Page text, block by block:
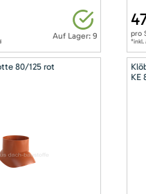
Auf Lager: 9 pro
*inkl.
80/125 rot
KE